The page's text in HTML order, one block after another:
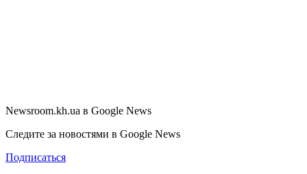
Newsroom.kh.ua в Google News
Следите за новостями в Google News
Подписаться